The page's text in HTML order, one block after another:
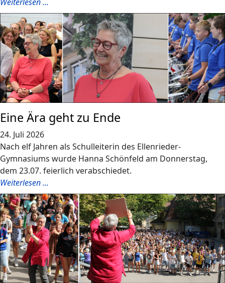
Eine Ära geht zu Ende
24. Juli 2026
Nach elf Jahren als Schulleiterin des Ellenrieder-
Gymnasiums wurde Hanna Schönfeld am Donnerstag,
dem 23.07. feierlich verabschiedet.
Weiterlesen ...